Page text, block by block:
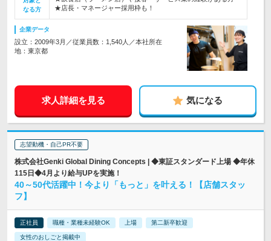
なる方
★店長・マネージャー採用枠も！
企業データ
設立：2009年3月／従業員数：1,540人／本社所在
地：東京都
求人詳細を見る 気になる
志望動機・自己PR不要
株式会社Genki Global Dining Concepts | ◆東証スタンダード上場 ◆年休
115日◆4月より給与UPを実施！
40～50代活躍中！今より「もっと」を叶える！【店舗スタッ
フ】
正社員 職種・業種未経験OK 上場 第二新卒歓迎
女性のおしごと掲載中